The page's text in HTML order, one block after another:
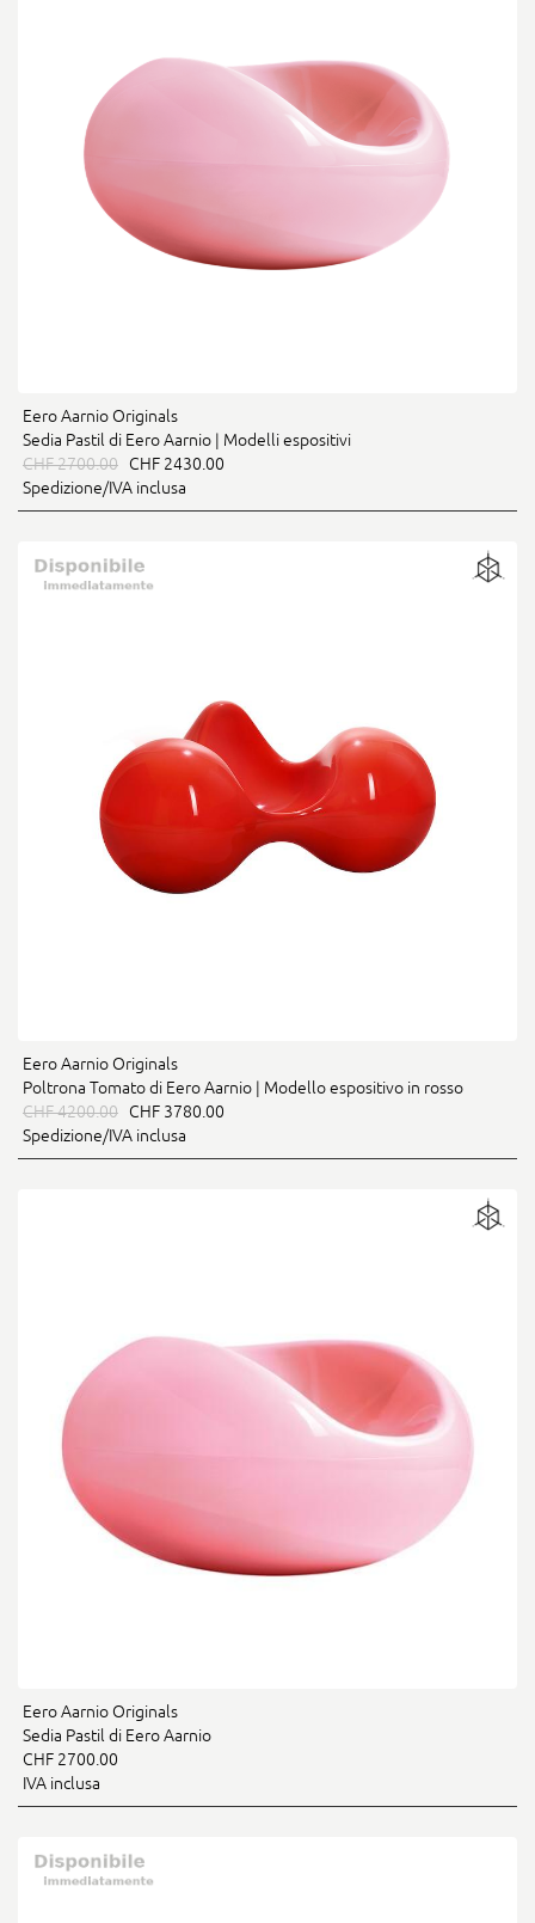
Eero Aarnio Originals
Sedia Pastil di Eero Aarnio | Modelli espositivi
CHF 2700.00 CHF 2430.00
Spedizione/IVA inclusa
Eero Aarnio Originals
Poltrona Tomato di Eero Aarnio | Modello espositivo in rosso
CHF 4200.00 CHF 3780.00
Spedizione/IVA inclusa
Eero Aarnio Originals
Sedia Pastil di Eero Aarnio
CHF 2700.00
IVA inclusa